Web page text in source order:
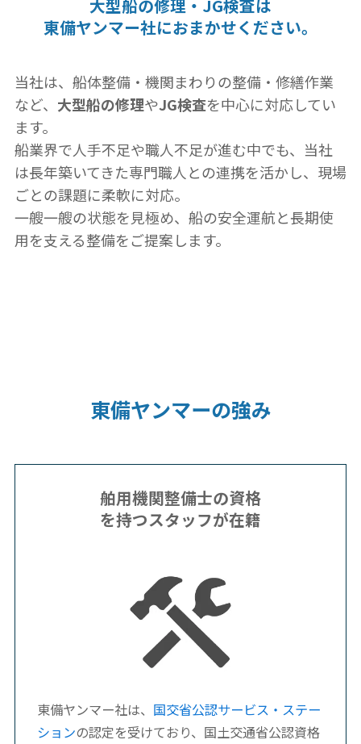
大型船の修理・JG検査は
東備ヤンマー社におまかせください。
当社は、船体整備・機関まわりの整備・修繕作業
など、 大型船の修理やJG検査を中心に対応してい
ます。
船業界で人手不足や職人不足が進む中でも、当社
は長年築いてきた専門職人との連携を活かし、現場
ごとの課題に柔軟に対応。
一艘一艘の状態を見極め、船の安全運航と長期使
用を支える整備をご提案します。
東備ヤンマーの強み
舶用機関整備士の資格
を持つスタッフが在籍
東備ヤンマー社は、 国交省公認サービス・ステー
ションの認定を受けており、国土交通省公認資格